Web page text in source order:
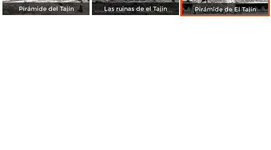
Pirámide del Tajín Las ruinas de el Tajin Pirámide de El Tajín